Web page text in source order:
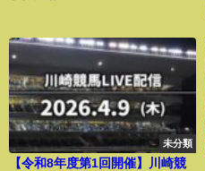
未分類
【令和8年度第1回開催】川崎競